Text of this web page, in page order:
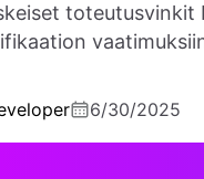
6/30/2025